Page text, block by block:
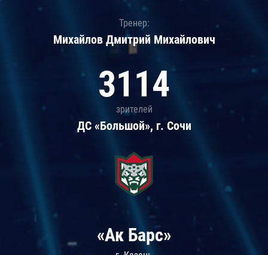
Тренер:
Михайлов Дмитрий Михайлович
3114
зрителей
ДС «Большой», г. Сочи
«Ак Барс»